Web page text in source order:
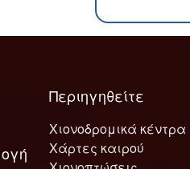
Περιηγηθείτε
Χιονοδρομικά κέντρα
Χάρτες καιρού